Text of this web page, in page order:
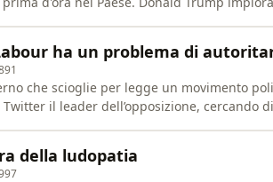
ha un problema di
che scioglie per legge un movimento
Twitter il leader dell’opposizione, cercando
commu
della ludopatia